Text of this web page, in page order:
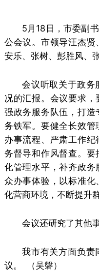
5月18日，市委副
公会议。市领导汪杰
安乐、张树、彭胜风、
会议听取关于政务
况的汇报。会议要求
强政务服务队伍，打造
务铁军。要健全长效
办事流程、严肃工作
务督导和作风督查。
化管理水平，补齐政
众办事体验，以标准
化营商环境，不断提升
会议还研究了其他事
我市有关方面负责
议。 （吴磐）